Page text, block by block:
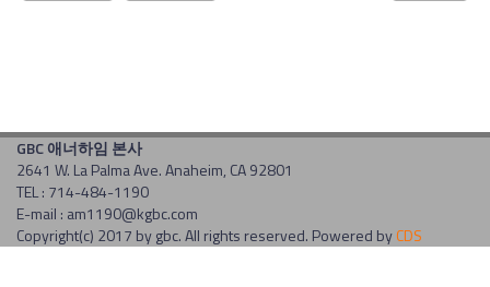
GBC 애너하임 본사
2641 W. La Palma Ave. Anaheim, CA 92801
TEL : 714-484-1190
E-mail : am1190@kgbc.com
Copyright(c) 2017 by gbc. All rights reserved. Powered byCDS